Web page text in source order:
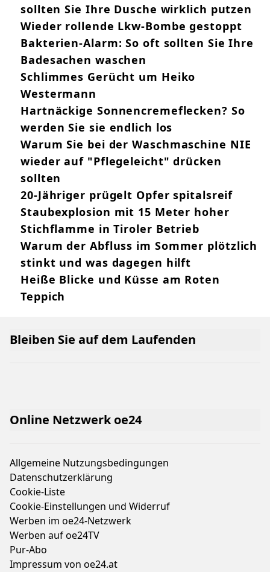
sollten Sie Ihre Dusche wirklich putzen
Wieder rollende Lkw-Bombe gestoppt
Bakterien-Alarm: So oft sollten Sie Ihre
Badesachen waschen
Schlimmes Gerücht um Heiko
Westermann
Hartnäckige Sonnencremeflecken? So
werden Sie sie endlich los
Warum Sie bei der Waschmaschine NIE
wieder auf "Pflegeleicht" drücken
sollten
20-Jähriger prügelt Opfer spitalsreif
Staubexplosion mit 15 Meter hoher
Stichflamme in Tiroler Betrieb
Warum der Abfluss im Sommer plötzlich
stinkt und was dagegen hilft
Heiße Blicke und Küsse am Roten
Teppich
Online Netzwerk oe24
Allgemeine Nutzungsbedingungen
Datenschutzerklärung
Cookie-Liste
Cookie-Einstellungen und Widerruf
Werben im oe24-Netzwerk
Werben auf oe24TV
Pur-Abo
Impressum von oe24.at
Bleiben Sie auf dem Laufenden